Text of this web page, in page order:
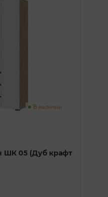
В наличии
ШК 05 (Дуб крафт